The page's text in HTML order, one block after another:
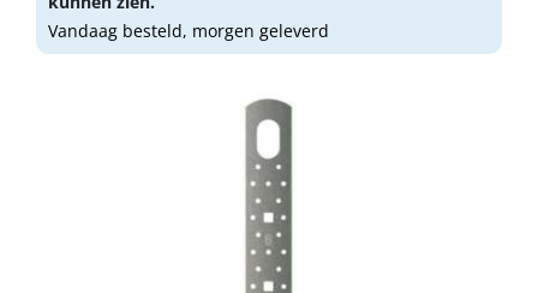
Vandaag besteld, morgen geleverd